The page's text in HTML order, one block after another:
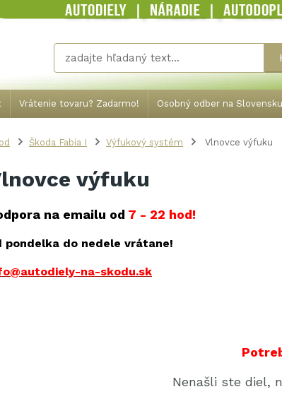
Vrátenie tovaru? Zadarmo! Osobný odber na Slovensku
Škoda Fabia I Výfukový systém Vlnovce výfuku
výfuku
na emailu od 7 - 22 hod!
pondelka do nedele vrátane!
na-skodu.sk
Nenašli ste diel,